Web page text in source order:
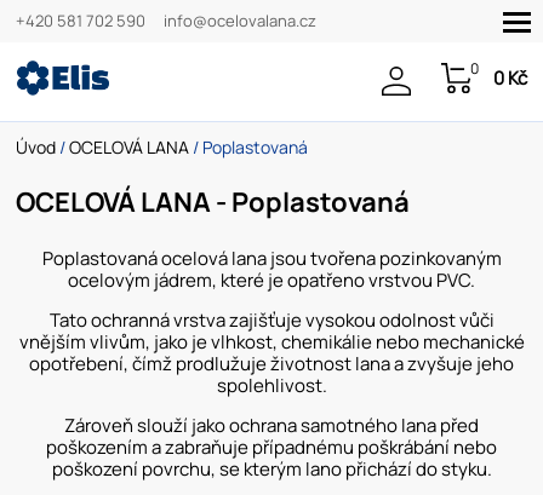
+420 581 702 590 info@ocelovalana.cz
0 0 Kč
Úvod /OCELOVÁ LANA / Poplastovaná
OCELOVÁ LANA - Poplastovaná
Poplastovaná ocelová lana jsou tvořena pozinkovaným
ocelovým jádrem, které je opatřeno vrstvou PVC.
Tato ochranná vrstva zajišťuje vysokou odolnost vůči
vnějším vlivům, jako je vlhkost, chemikálie nebo mechanické
opotřebení, čímž prodlužuje životnost lana a zvyšuje jeho
spolehlivost.
Zároveň slouží jako ochrana samotného lana před
poškozením a zabraňuje případnému poškrábání nebo
poškození povrchu, se kterým lano přichází do styku.